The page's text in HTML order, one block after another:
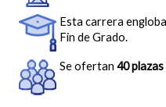
Esta carrera engloba
Fin de Grado.
Se ofertan 40 plazas